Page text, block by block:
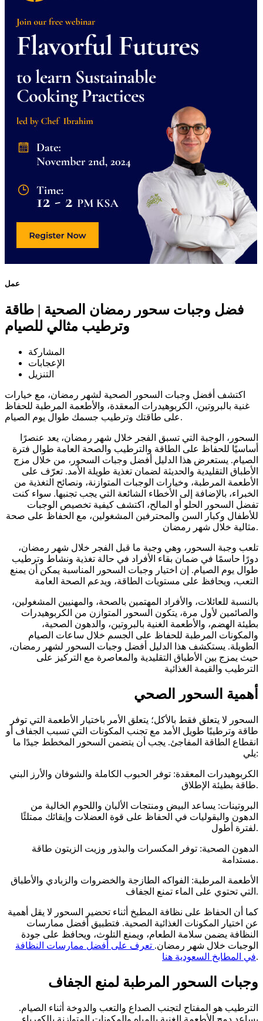
عمل
فضل وجبات سحور رمضان الصحية | طاقة
وترطيب مثالي للصيام
المشاركة
الإعجابات
التنزيل
اكتشف أفضل وجبات السحور الصحية لشهر رمضان، مع خيارات
غنية بالبروتين، الكربوهيدرات المعقدة، والأطعمة المرطبة للحفاظ
على طاقتك وترطيب جسمك طوال يوم الصيام.
السحور، الوجبة التي تسبق الفجر خلال شهر رمضان، يعد عنصرًا
أساسيًا للحفاظ على الطاقة والترطيب والصحة العامة طوال فترة
الصيام. يستعرض هذا الدليل أفضل وجبات السحور، من خلال مزج
الأطباق التقليدية والحديثة لضمان تغذية طويلة الأمد. تعرّف على
الأطعمة المرطبة، وخيارات الوجبات المتوازنة، ونصائح التغذية من
الخبراء، بالإضافة إلى الأخطاء الشائعة التي يجب تجنبها. سواء كنت
تفضل السحور الحلو أو المالح، اكتشف كيفية تخصيص الوجبات
للأطفال وكبار السن والمحترفين المشغولين، مع الحفاظ على صحة
مثالية خلال شهر رمضان.
تلعب وجبة السحور، وهي وجبة ما قبل الفجر خلال شهر رمضان،
دورًا حاسمًا في ضمان بقاء الأفراد في حالة تغذية ونشاط وترطيب
طوال يوم الصيام. إن اختيار وجبات السحور المناسبة يمكن أن يمنع
التعب، ويحافظ على مستويات الطاقة، ويدعم الصحة العامة
بالنسبة للعائلات، والأفراد المهتمين بالصحة، والمهنيين المشغولين،
والصائمين لأول مرة، يتكون السحور المتوازن من الكربوهيدرات
بطيئة الهضم، والأطعمة الغنية بالبروتين، والدهون الصحية،
والمكونات المرطبة للحفاظ على الجسم خلال ساعات الصيام
الطويلة. يستكشف هذا الدليل أفضل وجبات السحور لشهر رمضان،
حيث يمزج بين الأطباق التقليدية والمعاصرة مع التركيز على
الترطيب والقيمة الغذائية
أهمية السحور الصحي
السحور لا يتعلق فقط بالأكل؛ يتعلق الأمر باختيار الأطعمة التي توفر
طاقة وترطيبًا طويل الأمد مع تجنب المكونات التي تسبب الجفاف أو
انقطاع الطاقة المفاجئ. يجب أن يتضمن السحور المخطط جيدًا ما
يلي:
الكربوهيدرات المعقدة: توفر الحبوب الكاملة والشوفان والأرز البني
طاقة بطيئة الإطلاق.
البروتينات: يساعد البيض ومنتجات الألبان واللحوم الخالية من
الدهون والبقوليات في الحفاظ على قوة العضلات وإبقائك ممتلئًا
لفترة أطول.
الدهون الصحية: توفر المكسرات والبذور وزيت الزيتون طاقة
مستدامة.
الأطعمة المرطبة: الفواكه الطازجة والخضروات والزبادي والأطباق
التي تحتوي على الماء تمنع الجفاف.
كما أن الحفاظ على نظافة المطبخ أثناء تحضير السحور لا يقل أهمية
عن اختيار المكونات الغذائية الصحية. فتطبيق أفضل ممارسات
النظافة يضمن سلامة الطعام، ويمنع التلوث، ويحافظ على جودة
الوجبات خلال شهر رمضان. تعرف على أفضل ممارسات النظافة
في المطابخ السعودية هنا.
وجبات السحور المرطبة لمنع الجفاف
الترطيب هو المفتاح لتجنب الصداع والتعب والدوخة أثناء الصيام.
يساعد دمج الأطعمة الغنية بالمياه والمكونات المتوازنة بالكهرباء